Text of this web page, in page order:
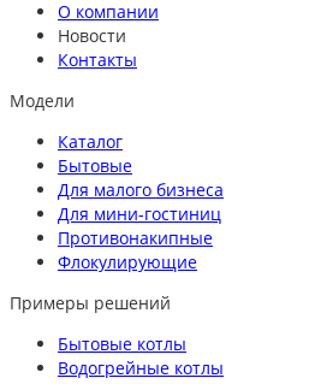
О компании
Новости
Контакты
Модели
Каталог
Бытовые
Для малого бизнеса
Для мини-гостиниц
Противонакипные
Флокулирующие
Примеры решений
Бытовые котлы
Водогрейные котлы